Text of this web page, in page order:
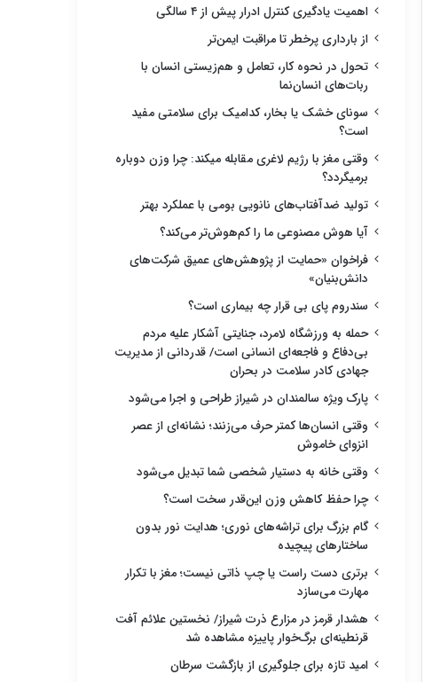
اهمیت یادگیری کنترل ادرار پیش از ۴ سالگی
از بارداری پرخطر تا مراقبت ایمن‌تر
تحول در نحوه کار، تعامل و هم‌زیستی انسان با
ربات‌های انسان‌نما
سونای خشک یا بخار، کدامیک برای سلامتی مفید
است؟
وقتی مغز با رژیم لاغری مقابله میکند: چرا وزن دوباره
برمیگردد؟
تولید ضدآفتاب‌های نانویی بومی با عملکرد بهتر
آیا هوش مصنوعی ما را کم‌هوش‌تر می‌کند؟
فراخوان «حمایت از پژوهش‌های عمیق شرکت‌های
دانش‌بنیان»
سندروم پای بی قرار چه بیماری است؟
حمله به ورزشگاه لامرد، جنایتی آشکار علیه مردم
بی‌دفاع و فاجعه‌ای انسانی است/ قدردانی از مدیریت
جهادی کادر سلامت در بحران
پارک ویژه سالمندان در شیراز طراحی و اجرا می‌شود
وقتی انسان‌ها کمتر حرف می‌زنند؛ نشانه‌ای از عصر
انزوای خاموش
وقتی خانه به دستیار شخصی شما تبدیل می‌شود
چرا حفظ کاهش وزن این‌قدر سخت است؟
گام بزرگ برای تراشه‌های نوری؛ هدایت نور بدون
ساختارهای پیچیده
برتری دست راست یا چپ ذاتی نیست؛ مغز با تکرار
مهارت می‌سازد
هشدار قرمز در مزارع ذرت شیراز/ نخستین علائم آفت
قرنطینه‌ای برگ‌خوار پاییزه مشاهده شد
امید تازه برای جلوگیری از بازگشت سرطان